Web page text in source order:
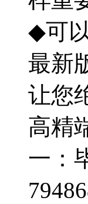
◆可
最新
让您
高精
一：